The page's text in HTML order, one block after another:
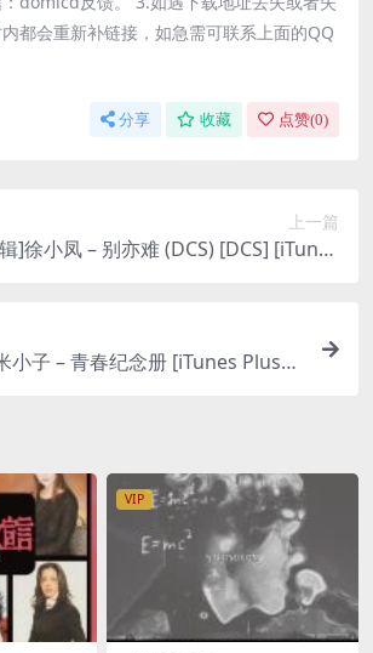
都会重新补链接，如急需可联系上面的QQ
分享 收藏 点赞(0)
上一篇
]徐小凤 – 别亦难 (DCS) [DCS] [iTunes
小子 – 青春纪念册 [iTunes Plus
VIP